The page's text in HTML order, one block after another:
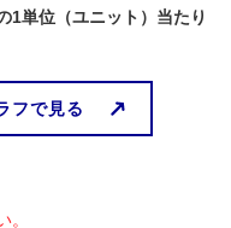
1単位（ユニット）当たり
フで見る